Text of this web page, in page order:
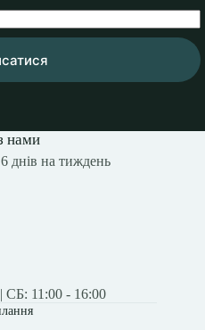
нами
днів на тиждень
11:00 - 16:00